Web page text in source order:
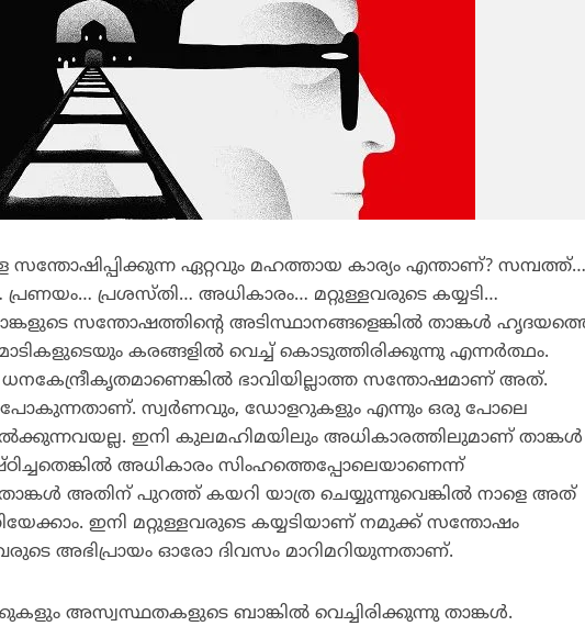
ഏറ്റവും മഹത്തായ കാര്യം എന്താണ്? സമ്പത്ത്…
പ്രണയം… പ്രശസ്തി… അധികാരം… മറ്റുള്ളവരുടെ കയ്യടി…
സന്തോഷത്തിന്റെ അടിസ്ഥാനങ്ങളെങ്കില്‍ താങ്കള്‍
കരങ്ങളില്‍ വെച്ച് കൊടുത്തിരിക്കുന്നു എന്നര്‍ത്ഥം.
ഭാവിയില്ലാത്ത സന്തോഷമാണ് അത്.
പോകുന്നതാണ്. സ്വര്‍ണവും, ഡോളറുകളും എന്നും ഒരു പോലെ
ഇനി കുലമഹിമയിലും അധികാരത്തിലുമാണ് താങ്കള്‍
അധികാരം സിംഹത്തെപ്പോലെയാണെന്ന്
താങ്കള്‍ അതിന് പുറത്ത് കയറി യാത്ര ചെയ്യുന്നുവെങ്കില്‍ നാളെ അത്
ഇനി മറ്റുള്ളവരുടെ കയ്യടിയാണ് നമുക്ക് സന്തോഷം
അഭിപ്രായം ഓരോ ദിവസം മാറിമറിയുന്നതാണ്.
അസ്വസ്ഥതകളുടെ ബാങ്കില്‍ വെച്ചിരിക്കുന്നു താങ്കള്‍.